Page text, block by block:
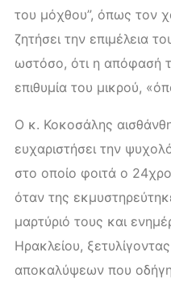
του μόχθου”, όπως τον
ζητήσει την επιμέλεια
ωστόσο, ότι η απόφασή
επιθυμία του μικρού,
Ο κ. Κοκοσάλης
ευχαριστήσει την
στο οποίο φοιτά ο
όταν της
μαρτύριό τους και
Ηρακλείου,
αποκαλύψεων που